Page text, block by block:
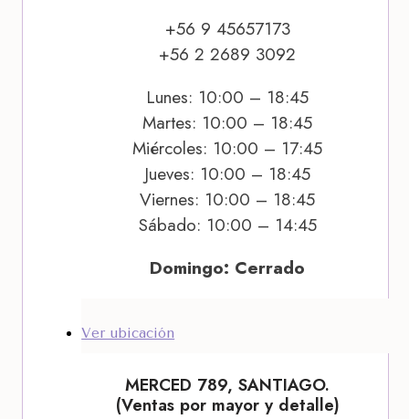
+56 9 45657173
+56 2 2689 3092
Lunes: 10:00 – 18:45
Martes: 10:00 – 18:45
Miércoles: 10:00 – 17:45
Jueves: 10:00 – 18:45
Viernes: 10:00 – 18:45
Sábado: 10:00 – 14:45
Domingo: Cerrado
Ver ubicación
MERCED 789, SANTIAGO.
(Ventas por mayor y detalle)